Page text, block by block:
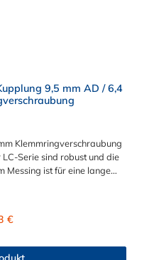
9,5 mm AD / 6,4
Klemmringverschraubung
Serie sind robust und die
Messing ist für eine lange
ein bequemes Verbinden
Anschlussvarianten und ist
Preis:
€